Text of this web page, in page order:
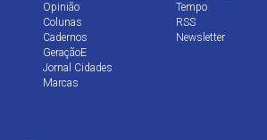
Opinião
Colunas
Cadernos
GeraçãoE
Jornal Cidades
Marcas
Tempo
RSS
Newsletter